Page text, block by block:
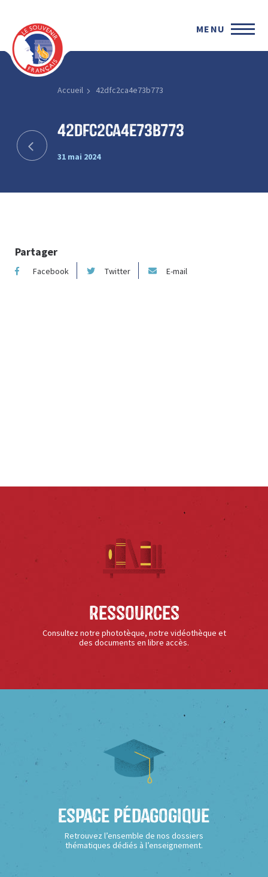
MENU
Accueil 42dfc2ca4e73b773
42dfc2ca4e73b773
31 mai 2024
Partager
Facebook Twitter E-mail
Ressources
Consultez notre phototèque, notre vidéothèque et
des documents en libre accès.
Espace Pédagogique
Retrouvez l’ensemble de nos dossiers
thématiques dédiés à l’enseignement.